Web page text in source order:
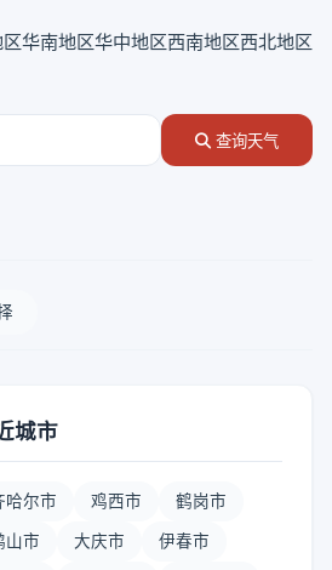
华南地区华中地区西南地区西北地区
查询天气
城市
哈尔市 鸡西市 鹤岗市
山市 大庆市 伊春市